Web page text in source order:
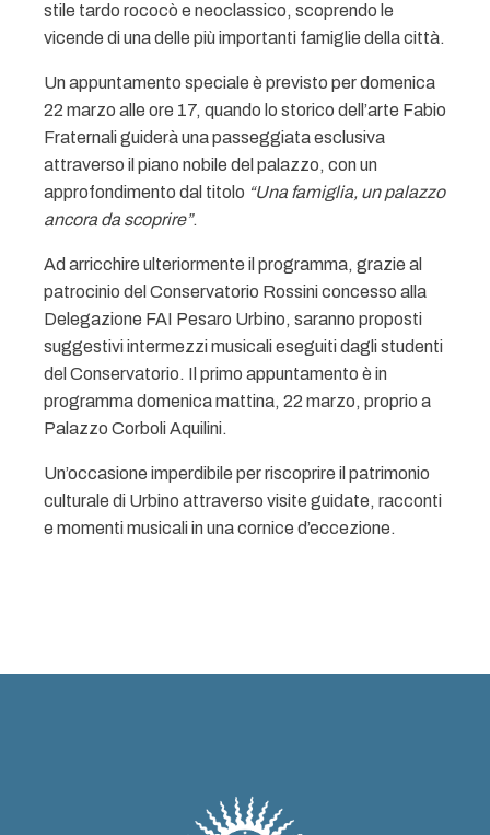
stile tardo rococò e neoclassico, scoprendo le
vicende di una delle più importanti famiglie della città.
Un appuntamento speciale è previsto per domenica
22 marzo alle ore 17, quando lo storico dell’arte Fabio
Fraternaliguiderà una passeggiata esclusiva
attraverso il piano nobile del palazzo, con un
approfondimento dal titolo “Una famiglia, un palazzo
ancora da scoprire”.
Ad arricchire ulteriormente il programma, grazie al
patrocinio del Conservatorio Rossiniconcesso alla
Delegazione FAI Pesaro Urbino, saranno proposti
suggestivi intermezzi musicali eseguiti dagli studenti
del Conservatorio. Il primo appuntamento è in
programma domenica mattina, 22 marzo, proprio a
Palazzo Corboli Aquilini.
Un’occasione imperdibile per riscoprire il patrimonio
culturale di Urbino attraverso visite guidate, racconti
e momenti musicali in una cornice d’eccezione.